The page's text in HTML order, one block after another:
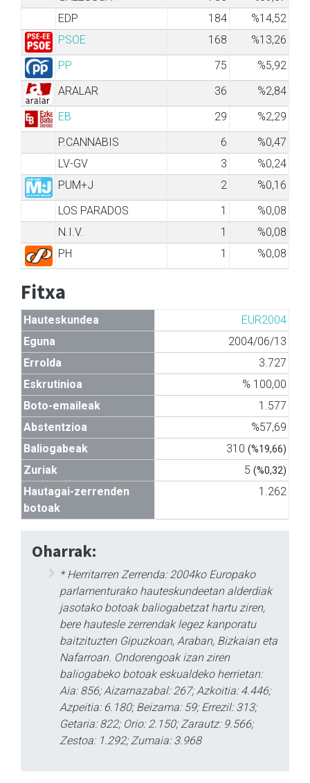
EDP
184
%14,52
PSOE
168
%13,26
PP
75
%5,92
ARALAR
36
%2,84
EB
29
%2,29
P.CANNABIS
6
%0,47
LV-GV
3
%0,24
PUM+J
2
%0,16
LOS PARADOS
1
%0,08
N.I.V.
1
%0,08
PH
1 %0,08
Fitxa
Hauteskundea
EUR2004
Eguna
2004/06/13
Errolda
3.727
Eskrutinioa
% 100,00
Boto-emaileak
1.577
Abstentzioa
%57,69
Baliogabeak
310 (%19,66)
Zuriak 5 (%0,32)
Hautagai-zerrenden
botoak
1.262
Oharrak:
* Herritarren Zerrenda: 2004ko Europako
parlamenturako hauteskundeetan alderdiak
jasotako botoak baliogabetzat hartu ziren,
bere hautesle zerrendak legez kanporatu
baitzituzten Gipuzkoan, Araban, Bizkaian eta
Nafarroan. Ondorengoak izan ziren
baliogabeko botoak eskualdeko herrietan:
Aia: 856; Aizarnazabal: 267; Azkoitia: 4.446;
Azpeitia: 6.180; Beizama: 59; Errezil: 313;
Getaria: 822; Orio: 2.150; Zarautz: 9.566;
Zestoa: 1.292; Zumaia: 3.968